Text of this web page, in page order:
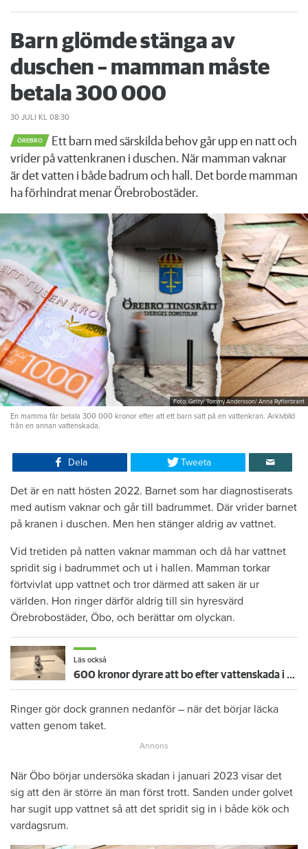
Barn glömde stänga av
duschen – mamman måste
betala 300 000
30 JULI KL 08:30
ÖREBRO
Ett barn med särskilda behov går upp en natt och
vrider på vattenkranen i duschen. När mamman vaknar
är det vatten i både badrum och hall. Det borde mamman
ha förhindrat menar Örebrobostäder.
Foto: Getty/ Tommy Andersson/ Anna Rytterbrant
En mamma får betala 300 000 kronor efter att ett barn satt på en vattenkran. Arkivbild
från en annan vattenskada.
Dela Tweeta
Det är en natt hösten 2022. Barnet som har diagnostiserats
med autism vaknar och går till badrummet. Där vrider barnet
på kranen i duschen. Men hen stänger aldrig av vattnet.
Vid tretiden på natten vaknar mamman och då har vattnet
spridit sig i badrummet och ut i hallen. Mamman torkar
förtvivlat upp vattnet och tror därmed att saken är ur
världen. Hon ringer därför aldrig till sin hyresvärd
Örebrobostäder, Öbo, och berättar om olyckan.
Läs också
600 kronor dyrare att bo efter vattenskada i Varberg
Ringer gör dock grannen nedanför – när det börjar läcka
vatten genom taket.
När Öbo börjar undersöka skadan i januari 2023 visar det
sig att den är större än man först trott. Sanden under golvet
har sugit upp vattnet så att det spridit sig in i både kök och
vardagsrum.